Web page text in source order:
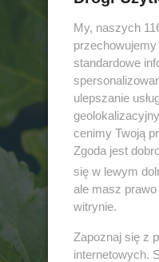
My, naszych
standardowe
ulepszanie
cenimy Twoją
Zgoda jest
się w lewym
ale masz
witrynie.
Zapoznaj się z
internetowych.